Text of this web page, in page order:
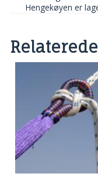
Hengekøyen er